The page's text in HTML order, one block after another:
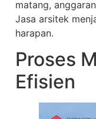
matang,
Jasa arsitek
harapan.
Proses
Efisien